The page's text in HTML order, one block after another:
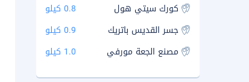
كورك سيتي هول
0.8 كيلو
جسر القديس باتريك
0.9 كيلو
مصنع الجعة مورفي
1.0 كيلو